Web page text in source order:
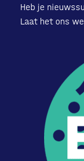
Heb je
Laat het ons